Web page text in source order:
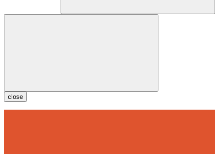
close